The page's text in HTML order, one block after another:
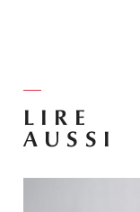
LIRE
AUSSI